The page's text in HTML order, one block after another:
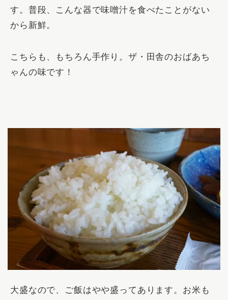
す。 普段、こんな器で味噌汁を食べたことがない
から新鮮。
こちらも、もちろん手作り。ザ・田舎のおばあち
ゃんの味です！
大盛なので、ご飯はやや盛ってあります。お米も